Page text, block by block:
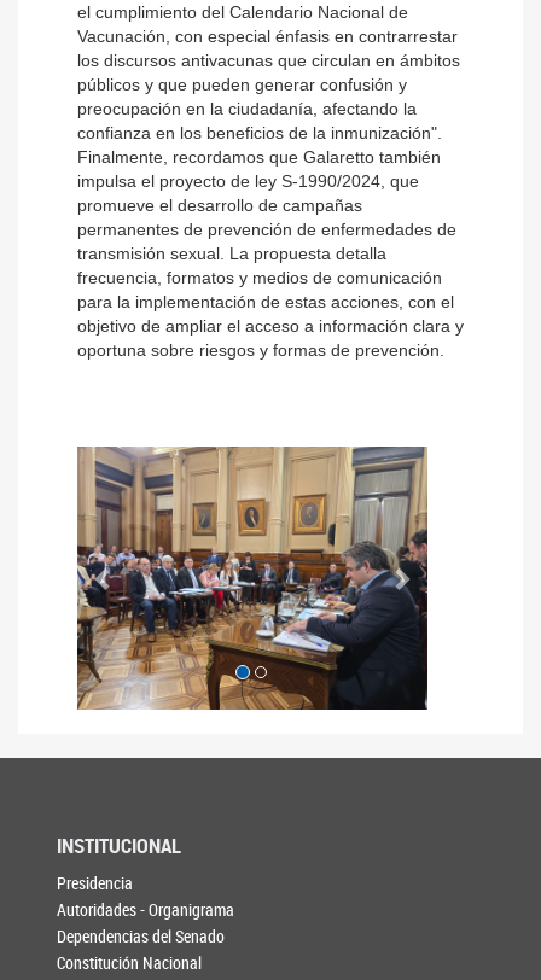
el cumplimiento del Calendario Nacional de
Vacunación, con especial énfasis en contrarrestar
los discursos antivacunas que circulan en ámbitos
públicos y que pueden generar confusión y
preocupación en la ciudadanía, afectando la
confianza en los beneficios de la inmunización".
Finalmente, recordamos que Galaretto también
impulsa el proyecto de ley S-1990/2024, que
promueve el desarrollo de campañas
permanentes de prevención de enfermedades de
transmisión sexual. La propuesta detalla
frecuencia, formatos y medios de comunicación
para la implementación de estas acciones, con el
objetivo de ampliar el acceso a información clara y
oportuna sobre riesgos y formas de prevención.
Anterior Siguiente
INSTITUCIONAL
Presidencia
Autoridades - Organigrama
Dependencias del Senado
Constitución Nacional